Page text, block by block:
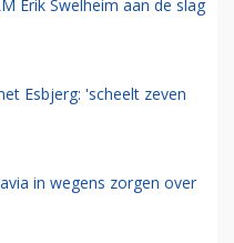
Erik Swelheim aan de slag
Esbjerg: 'scheelt zeven
in wegens zorgen over